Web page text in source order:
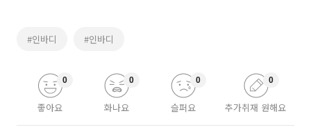
#인바디 #인바디
좋아요
0
화나요
0
슬퍼요
0
추가취재 원해요
0